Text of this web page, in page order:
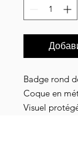
Badge rond
Coque en
Visuel